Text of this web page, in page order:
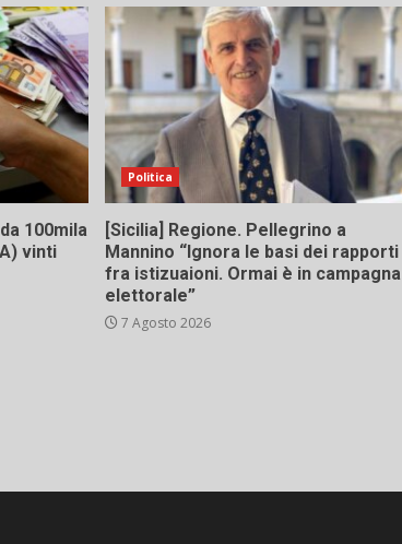
100mila
vinti
Politica
[Sicilia] Regione. Pellegrino a
Mannino “Ignora le basi dei rapporti
fra istizuaioni. Ormai è in campagna
elettorale”
7 Agosto 2026